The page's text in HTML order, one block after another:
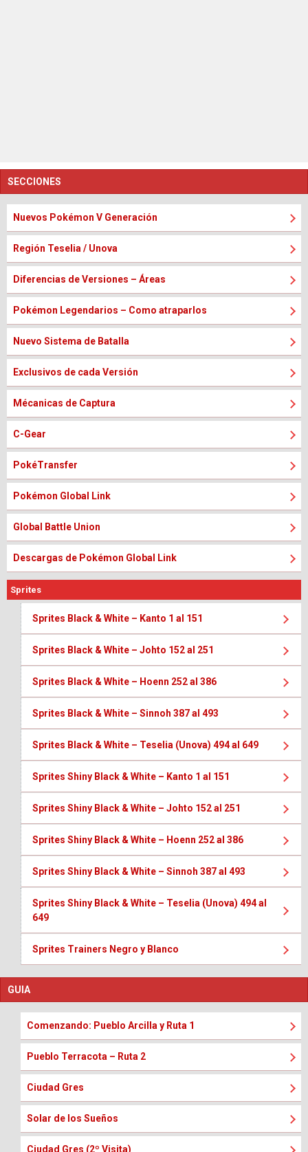
SECCIONES
Nuevos Pokémon V Generación
Región Teselia / Unova
Diferencias de Versiones – Áreas
Pokémon Legendarios – Como atraparlos
Nuevo Sistema de Batalla
Exclusivos de cada Versión
Mécanicas de Captura
C-Gear
PokéTransfer
Pokémon Global Link
Global Battle Union
Descargas de Pokémon Global Link
Sprites
Sprites Black & White – Kanto 1 al 151
Sprites Black & White – Johto 152 al 251
Sprites Black & White – Hoenn 252 al 386
Sprites Black & White – Sinnoh 387 al 493
Sprites Black & White – Teselia (Unova) 494 al 649
Sprites Shiny Black & White – Kanto 1 al 151
Sprites Shiny Black & White – Johto 152 al 251
Sprites Shiny Black & White – Hoenn 252 al 386
Sprites Shiny Black & White – Sinnoh 387 al 493
Sprites Shiny Black & White – Teselia (Unova) 494 al
649
Sprites Trainers Negro y Blanco
GUIA
Comenzando: Pueblo Arcilla y Ruta 1
Pueblo Terracota – Ruta 2
Ciudad Gres
Solar de los Sueños
Ciudad Gres (2º Visita)